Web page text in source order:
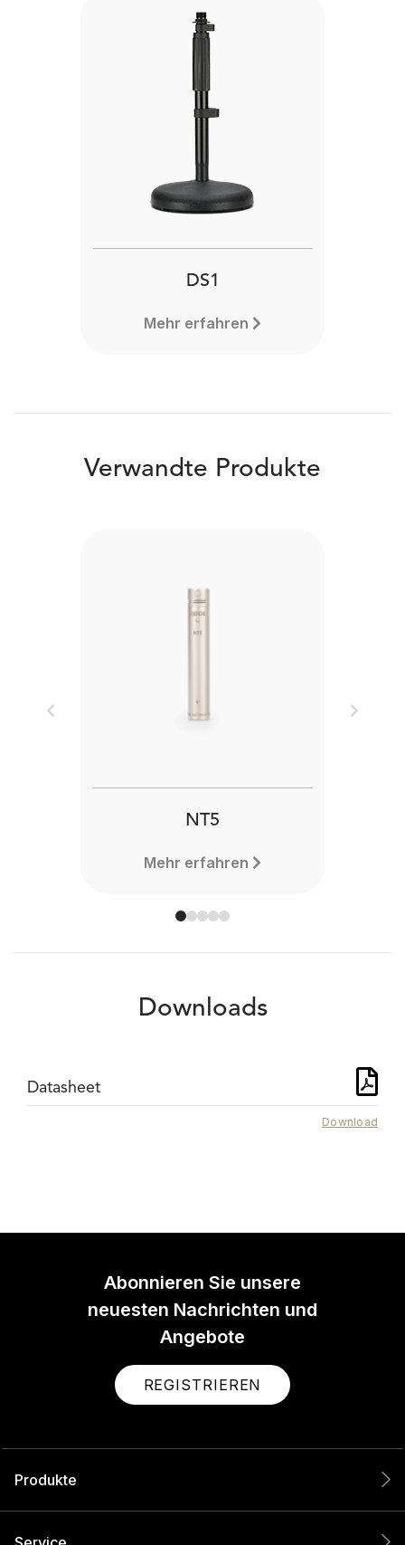
DS1
Mehr erfahren
Verwandte Produkte
NT5
Mehr erfahren
Previous Next
Downloads
Datasheet
Download
Abonnieren Sie unsere
neuesten Nachrichten und
Angebote
REGISTRIEREN
Produkte